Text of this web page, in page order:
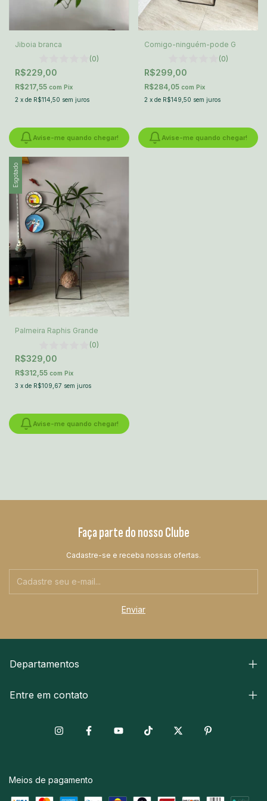
Jiboia branca
(0)
R$229,00
R$217,55 com Pix
2 x de R$114,50 sem juros
Avise-me quando chegar!
Comigo-ninguém-pode G
(0)
R$299,00
R$284,05 com Pix
2 x de R$149,50 sem juros
Avise-me quando chegar!
Esgotado
Palmeira Raphis Grande
(0)
R$329,00
R$312,55 com Pix
3 x de R$109,67 sem juros
Avise-me quando chegar!
Faça parte do nosso Clube
Cadastre-se e receba nossas ofertas.
Departamentos
Entre em contato
Meios de pagamento